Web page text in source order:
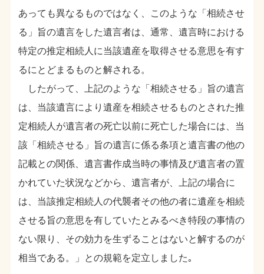
あっても異なるものではなく、このような「相続させ
る」旨の遺言をした遺言者は、通常、遺言時における
特定の推定相続人に当該遺産を取得させる意思を有す
るにとどまるものと解される。
したがって、上記のような「相続させる」旨の遺言
は、当該遺言により遺産を相続させるものとされた推
定相続人が遺言者の死亡以前に死亡した場合には、当
該「相続させる」旨の遺言に係る条項と遺言書の他の
記載との関係、遺言書作成当時の事情及び遺言者の置
かれていた状況などから、遺言者が、上記の場合に
は、当該推定相続人の代襲者その他の者に遺産を相続
させる旨の意思を有していたとみるべき特段の事情の
ない限り、その効力を生ずることはないと解するのが
相当である。」との規範を定立しました｡